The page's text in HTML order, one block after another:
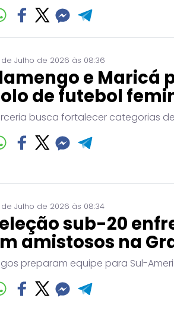
Julho de 2026 às 08:36
e Maricá
de futebol
busca fortalecer categorias
Julho de 2026 às 08:34
sub-20
amistosos na
preparam equipe para Sul-